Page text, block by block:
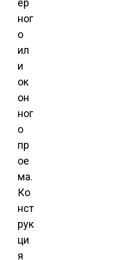
ер
ног
о
ил
и
ок
он
ног
о
пр
ое
ма.
Ко
нст
рук
ци
я